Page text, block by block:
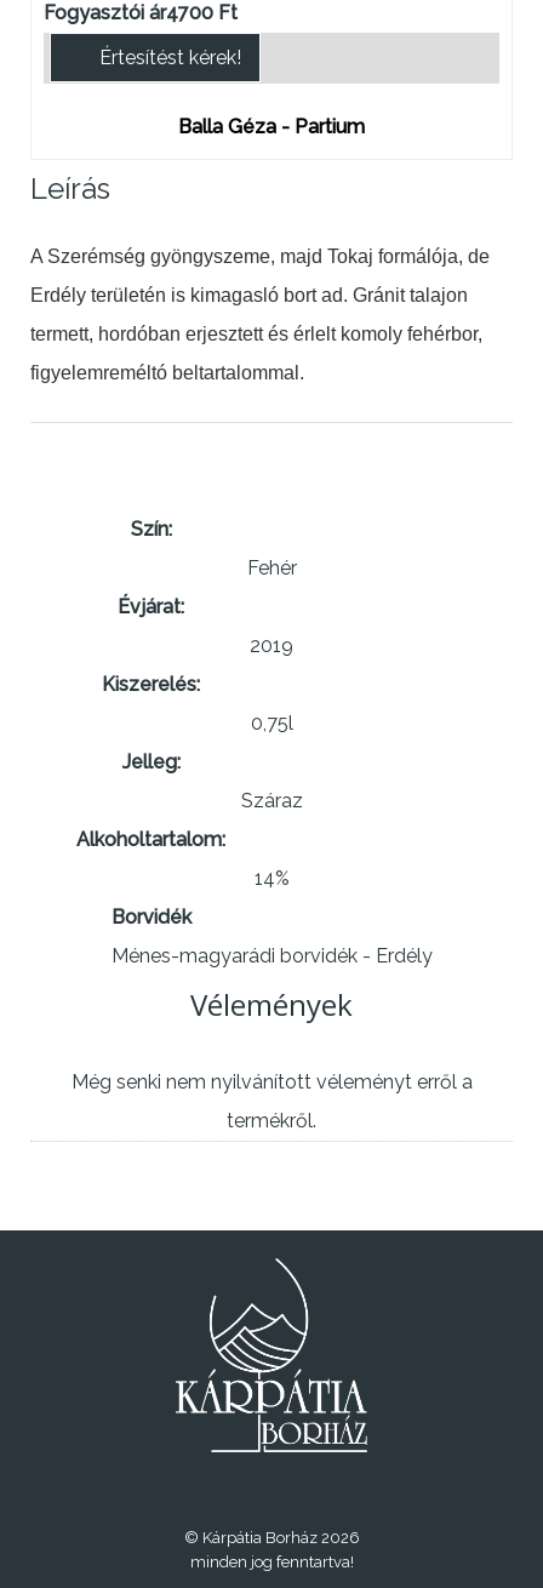
Fogyasztói ár4700 Ft
Értesítést kérek!
Balla Géza - Partium
Leírás
A Szerémség gyöngyszeme, majd Tokaj formálója, de
Erdély területén is kimagasló bort ad. Gránit talajon
termett, hordóban erjesztett és érlelt komoly fehérbor,
figyelemreméltó beltartalommal.
Szín:
Fehér
Évjárat:
2019
Kiszerelés:
0,75l
Jelleg:
Száraz
Alkoholtartalom:
14%
Borvidék
Ménes-magyarádi borvidék - Erdély
Vélemények
Még senki nem nyilvánított véleményt erről a
termékről.
© Kárpátia Borház 2026
minden jog fenntartva!